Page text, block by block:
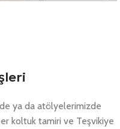
ya da atölyelerimizde
koltuk tamiri ve Teşvikiye